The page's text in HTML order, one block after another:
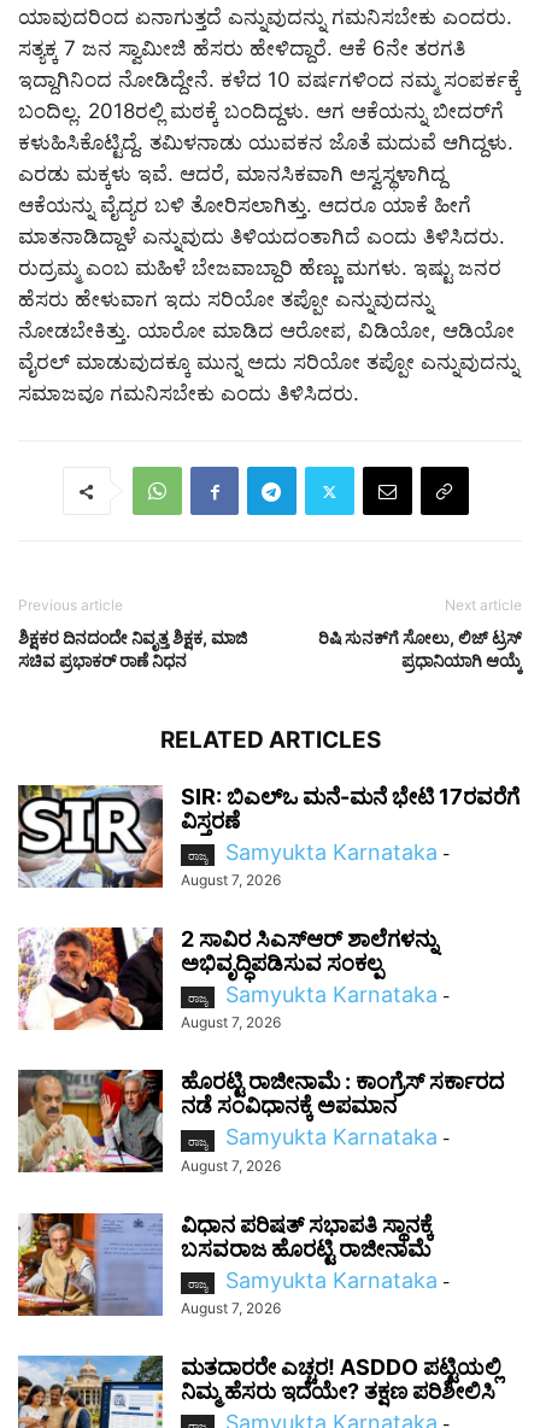
ಯಾವುದರಿಂದ ಏನಾಗುತ್ತದೆ ಎನ್ನುವುದನ್ನು ಗಮನಿಸಬೇಕು ಎಂದರು.
ಸತ್ಯಕ್ಕ 7 ಜನ ಸ್ವಾಮೀಜಿ ಹೆಸರು ಹೇಳಿದ್ದಾರೆ. ಆಕೆ 6ನೇ ತರಗತಿ
ಇದ್ದಾಗಿನಿಂದ ನೋಡಿದ್ದೇನೆ. ಕಳೆದ 10 ವರ್ಷಗಳಿಂದ ನಮ್ಮ ಸಂಪರ್ಕಕ್ಕೆ
ಬಂದಿಲ್ಲ. 2018ರಲ್ಲಿ ಮಠಕ್ಕೆ ಬಂದಿದ್ದಳು. ಆಗ ಆಕೆಯನ್ನು ಬೀದರ್‌ಗೆ
ಕಳುಹಿಸಿಕೊಟ್ಟಿದ್ದೆ. ತಮಿಳನಾಡು ಯುವಕನ ಜೊತೆ ಮದುವೆ ಆಗಿದ್ದಳು.
ಎರಡು ಮಕ್ಕಳು ಇವೆ. ಆದರೆ, ಮಾನಸಿಕವಾಗಿ ಅಸ್ವಸ್ಥಳಾಗಿದ್ದ
ಆಕೆಯನ್ನು ವೈದ್ಯರ ಬಳಿ ತೋರಿಸಲಾಗಿತ್ತು. ಆದರೂ ಯಾಕೆ ಹೀಗೆ
ಮಾತನಾಡಿದ್ದಾಳೆ ಎನ್ನುವುದು ತಿಳಿಯದಂತಾಗಿದೆ ಎಂದು ತಿಳಿಸಿದರು.
ರುದ್ರಮ್ಮ ಎಂಬ ಮಹಿಳೆ ಬೇಜವಾಬ್ದಾರಿ ಹೆಣ್ಣು ಮಗಳು. ಇಷ್ಟು ಜನರ
ಹೆಸರು ಹೇಳುವಾಗ ಇದು ಸರಿಯೋ ತಪ್ಪೋ ಎನ್ನುವುದನ್ನು
ನೋಡಬೇಕಿತ್ತು. ಯಾರೋ ಮಾಡಿದ ಆರೋಪ, ವಿಡಿಯೋ, ಆಡಿಯೋ
ವೈರಲ್ ಮಾಡುವುದಕ್ಕೂ ಮುನ್ನ ಅದು ಸರಿಯೋ ತಪ್ಪೋ ಎನ್ನುವುದನ್ನು
ಸಮಾಜವೂ ಗಮನಿಸಬೇಕು ಎಂದು ತಿಳಿಸಿದರು.
Previous article
ಶಿಕ್ಷಕರ ದಿನದಂದೇ ನಿವೃತ್ತ ಶಿಕ್ಷಕ, ಮಾಜಿ
ಸಚಿವ ಪ್ರಭಾಕರ್ ರಾಣೆ ನಿಧನ
Next article
ರಿಷಿ ಸುನಕ್‌ಗೆ ಸೋಲು, ಲಿಜ್‌ ಟ್ರಸ್‌
ಪ್ರಧಾನಿಯಾಗಿ ಆಯ್ಕೆ
RELATED ARTICLES
SIR: ಬಿಎಲ್ಒ ಮನೆ-ಮನೆ ಭೇಟಿ 17ರವರೆಗೆ
ವಿಸ್ತರಣೆ
ರಾಜ್ಯ Samyukta Karnataka -
August 7, 2026
2 ಸಾವಿರ ಸಿಎಸ್‌ಆರ್ ಶಾಲೆಗಳನ್ನು
ಅಭಿವೃದ್ಧಿಪಡಿಸುವ ಸಂಕಲ್ಪ
ರಾಜ್ಯ Samyukta Karnataka -
August 7, 2026
ಹೊರಟ್ಟಿ ರಾಜೀನಾಮೆ : ಕಾಂಗ್ರೆಸ್ ಸರ್ಕಾರದ
ನಡೆ ಸಂವಿಧಾನಕ್ಕೆ ಅಪಮಾನ
ರಾಜ್ಯ Samyukta Karnataka -
August 7, 2026
ವಿಧಾನ ಪರಿಷತ್ ಸಭಾಪತಿ ಸ್ಥಾನಕ್ಕೆ
ಬಸವರಾಜ ಹೊರಟ್ಟಿ ರಾಜೀನಾಮೆ
ರಾಜ್ಯ Samyukta Karnataka -
August 7, 2026
ಮತದಾರರೇ ಎಚ್ಚರ! ASDDO ಪಟ್ಟಿಯಲ್ಲಿ
ನಿಮ್ಮ ಹೆಸರು ಇದೆಯೇ? ತಕ್ಷಣ ಪರಿಶೀಲಿಸಿ
Samyukta Karnataka -